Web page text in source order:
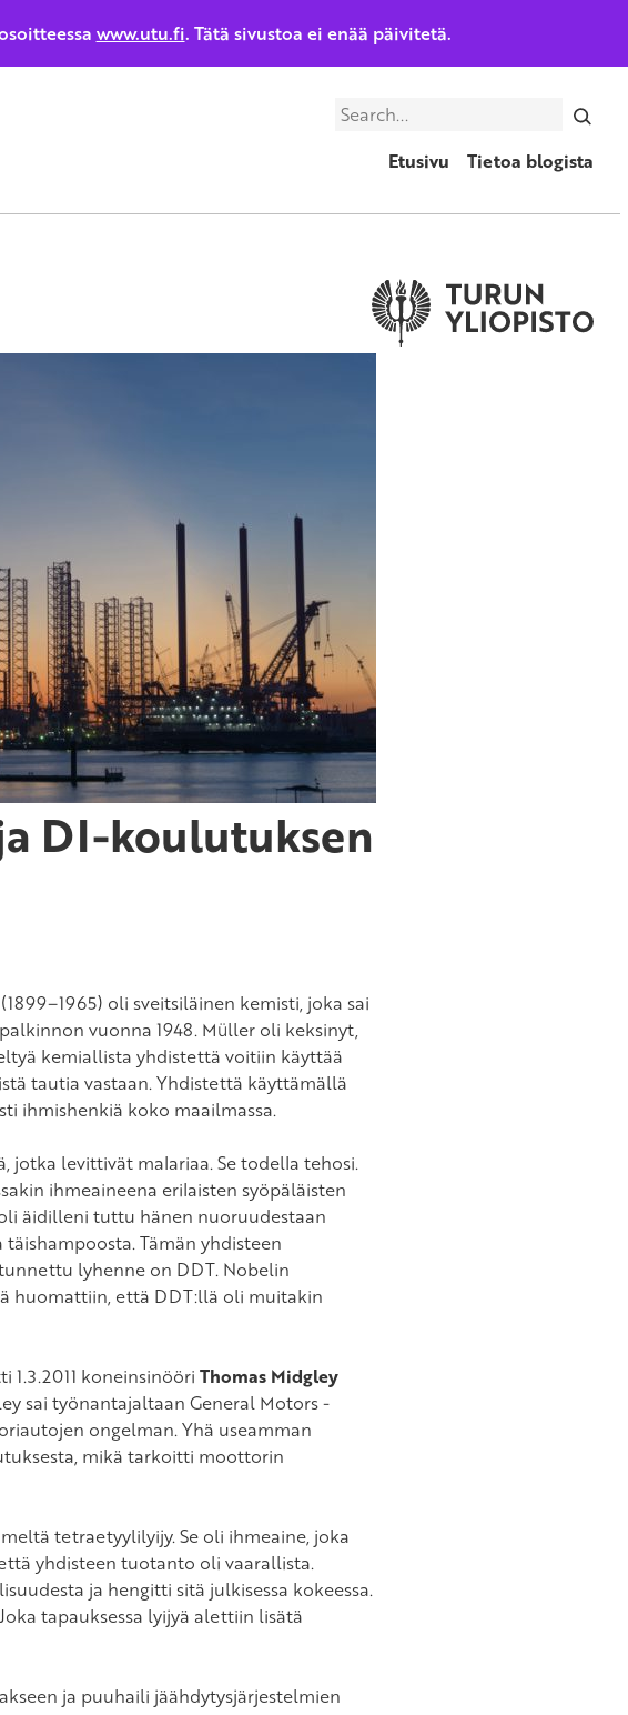
Search
Etusivu
Tietoa blogista
DI-koulutuksen
oli sveitsiläinen kemisti, joka sai
vuonna 1948. Müller oli keksinyt,
kemiallista yhdistettä voitiin käyttää
tautia vastaan. Yhdistettä käyttämällä
ihmishenkiä koko maailmassa.
jotka levittivät malariaa. Se todella tehosi.
ihmeaineena erilaisten syöpäläisten
äidilleni tuttu hänen nuoruudestaan
Tämän yhdisteen
lyhenne on DDT. Nobelin
huomattiin, että DDT:llä oli muitakin
1.3.2011 koneinsinööri Thomas Midgley
sai työnantajaltaan General Motors -
ongelman. Yhä useamman
mikä tarkoitti moottorin
tetraetyylilyijy. Se oli ihmeaine, joka
yhdisteen tuotanto oli vaarallista.
ja hengitti sitä julkisessa kokeessa.
tapauksessa lyijyä alettiin lisätä
ja puuhaili jäähdytysjärjestelmien
www.utu.fi. Tätä sivustoa ei enää päivitetä.